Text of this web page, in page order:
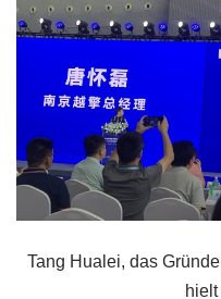
Tang Hualei, das